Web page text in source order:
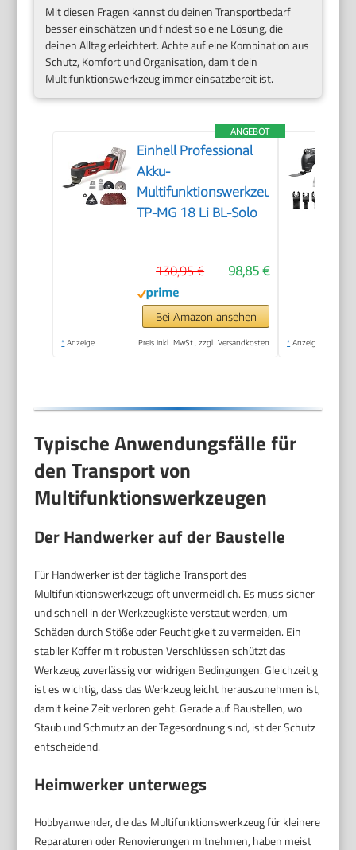
Mit diesen Fragen kannst du deinen Transportbedarf
besser einschätzen und findest so eine Lösung, die
deinen Alltag erleichtert. Achte auf eine Kombination aus
Schutz, Komfort und Organisation, damit dein
Multifunktionswerkzeug immer einsatzbereit ist.
ANGEBOT
Einhell Professional
Akku-
Multifunktionswerkzeug
TP-MG 18 Li BL-Solo
98,85 €
130,95 €
Bei Amazon ansehen
* Anzeige Preis inkl. MwSt., zzgl. Versandkosten * Anzeige
Typische Anwendungsfälle für
den Transport von
Multifunktionswerkzeugen
Der Handwerker auf der Baustelle
Für Handwerker ist der tägliche Transport des
Multifunktionswerkzeugs oft unvermeidlich. Es muss sicher
und schnell in der Werkzeugkiste verstaut werden, um
Schäden durch Stöße oder Feuchtigkeit zu vermeiden. Ein
stabiler Koffer mit robusten Verschlüssen schützt das
Werkzeug zuverlässig vor widrigen Bedingungen. Gleichzeitig
ist es wichtig, dass das Werkzeug leicht herauszunehmen ist,
damit keine Zeit verloren geht. Gerade auf Baustellen, wo
Staub und Schmutz an der Tagesordnung sind, ist der Schutz
entscheidend.
Heimwerker unterwegs
Hobbyanwender, die das Multifunktionswerkzeug für kleinere
Reparaturen oder Renovierungen mitnehmen, haben meist